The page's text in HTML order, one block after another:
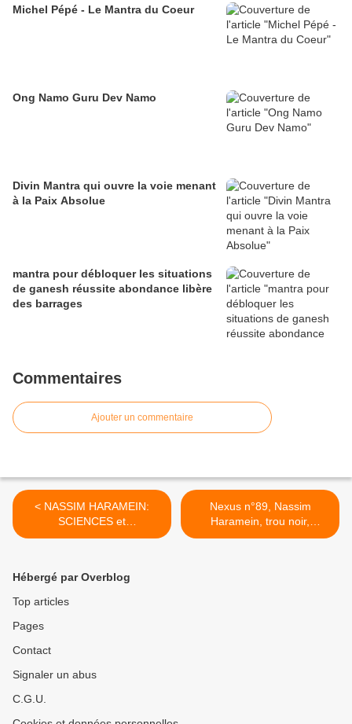
Michel Pépé - Le Mantra du Coeur
Ong Namo Guru Dev Namo
Divin Mantra qui ouvre la voie menant
à la Paix Absolue
mantra pour débloquer les situations
de ganesh réussite abondance libère
des barrages
Commentaires
Ajouter un commentaire
< NASSIM HARAMEIN:
SCIENCES et
SPIRITUALITÉ "pour les
Nexus n°89, Nassim
Haramein, trou noir,
physique, loi d'attraction,
Hébergé par Overblog
Top articles
Pages
Contact
Signaler un abus
C.G.U.